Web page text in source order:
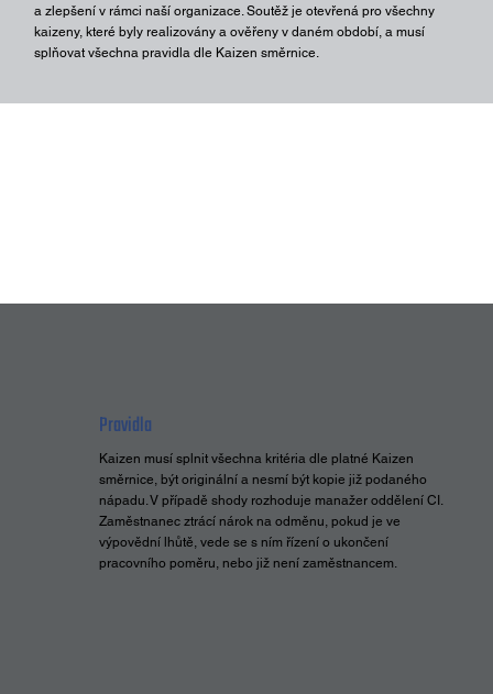
Pravidla
Kaizen musí splnit všechna kritéria dle platné Kaizen
směrnice, být originální a nesmí být kopie již podaného
nápadu. V případě shody rozhoduje manažer oddělení CI.
Zaměstnanec ztrácí nárok na odměnu, pokud je ve
výpovědní lhůtě, vede se s ním řízení o ukončení
pracovního poměru, nebo již není zaměstnancem.
a zlepšení v rámci naší organizace. Soutěž je otevřená pro všechny
kaizeny, které byly realizovány a ověřeny v daném období, a musí
splňovat všechna pravidla dle Kaizen směrnice.